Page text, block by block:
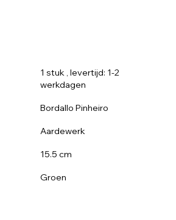
1 stuk , levertijd: 1-2
werkdagen
Bordallo Pinheiro
Aardewerk
15.5 cm
Groen